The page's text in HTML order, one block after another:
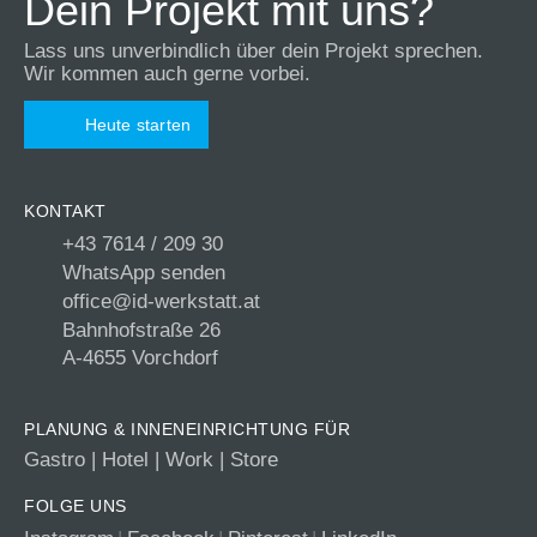
Dein Projekt mit uns?
Lass uns unverbindlich über dein Projekt sprechen.
Wir kommen auch gerne vorbei.
Heute starten
KONTAKT
+43 7614 / 209 30
WhatsApp senden
office@id-werkstatt.at
Bahnhofstraße 26
A-4655 Vorchdorf
PLANUNG & INNENEINRICHTUNG FÜR
Gastro | Hotel | Work | Store
FOLGE UNS